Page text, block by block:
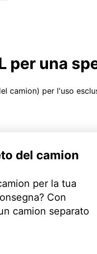
per una
camion) per l'uso
del camion
per la tua
Con
camion separato